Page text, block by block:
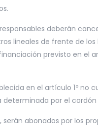
deberán
lineales de frente de
previsto en el
en el artículo 1º no
determinada por el
abonados por los